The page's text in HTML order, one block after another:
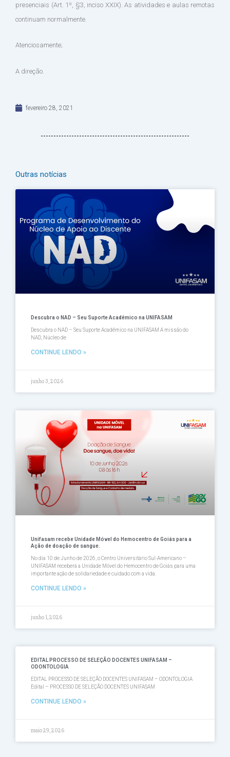
presenciais (Art. 1º, §3, inciso XXIX). As atividades e aulas remotas
continuam normalmente.
Atenciosamente;
A direção.
fevereiro 28, 2021
Outras notícias
Descubra o NAD – Seu Suporte Acadêmico na UNIFASAM
Descubra o NAD – Seu Suporte Acadêmico na UNIFASAM A missão do
NAD, Núcleo de
CONTINUE LENDO »
junho 3, 2026
Unifasam recebe Unidade Móvel do Hemocentro de Goiás para a
Ação de doação de sangue.
No dia 10 de Junho de 2026, o Centro Universitário Sul-Americano –
UNIFASAM receberá a Unidade Móvel do Hemocentro de Goiás para uma
importante ação de solidariedade e cuidado com a vida.
CONTINUE LENDO »
junho 1, 2026
EDITAL PROCESSO DE SELEÇÃO DOCENTES UNIFASAM –
ODONTOLOGIA
EDITAL PROCESSO DE SELEÇÃO DOCENTES UNIFASAM – ODONTOLOGIA
Edital – PROCESSO DE SELEÇÃO DOCENTES UNIFASAM
CONTINUE LENDO »
maio 29, 2026
PáginaPágina